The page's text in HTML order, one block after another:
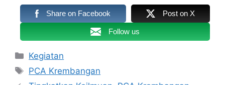
Share on Facebook Post on X
Follow us
Kategori
Kegiatan
Tag
PCA Krembangan